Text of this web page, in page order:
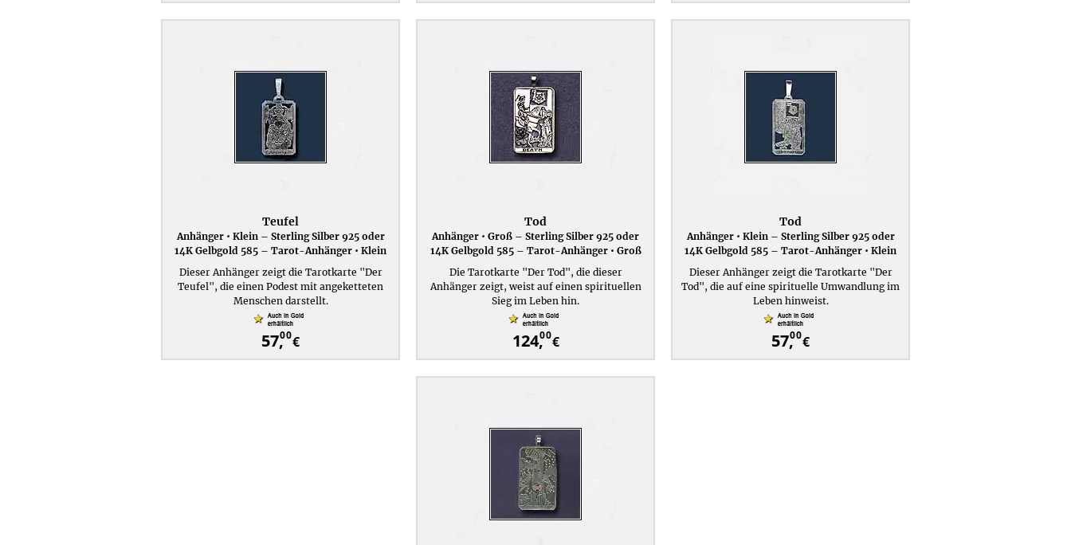
Teufel
Anhänger • Klein – Sterling Silber 925 oder
14K Gelbgold 585 – Tarot-Anhänger • Klein
Dieser Anhänger zeigt die Tarotkarte "Der
Teufel", die einen Podest mit angeketteten
Menschen darstellt.
57,00€
Tod
Anhänger • Groß – Sterling Silber 925 oder
14K Gelbgold 585 – Tarot-Anhänger • Groß
Die Tarotkarte "Der Tod", die dieser
Anhänger zeigt, weist auf einen spirituellen
Sieg im Leben hin.
124,00€
Tod
Anhänger • Klein – Sterling Silber 925 oder
14K Gelbgold 585 – Tarot-Anhänger • Klein
Dieser Anhänger zeigt die Tarotkarte "Der
Tod", die auf eine spirituelle Umwandlung im
Leben hinweist.
57,00€